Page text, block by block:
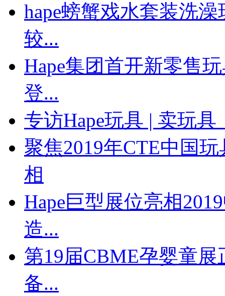
hape螃蟹戏水套装洗
较...
Hape集团首开新零售
登...
专访Hape玩具 | 卖玩具
聚焦2019年CTE中国
相
Hape巨型展位亮相
造...
第19届CBME孕婴童展
备...